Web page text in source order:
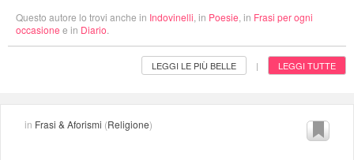
Questo autore lo trovi anche in Indovinelli , in Poesie , in Frasi per ogni
occasione e in Diario
LEGGI LE PIÙ BELLE | LEGGI TUTTE
in Frasi & Aforismi (Religione)